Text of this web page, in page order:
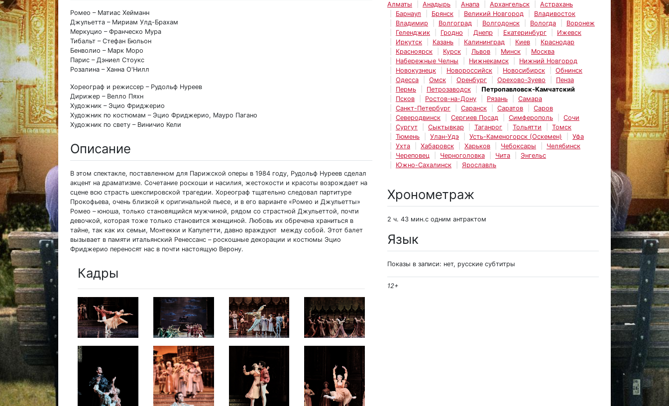
Ромео – Матиас Хейманн
Джульетта – Мириам Улд-Брахам
Меркуцио – Франческо Мура
Тибальт – Стефан Бюльон
Бенволио – Марк Моро
Парис – Дэниел Стоукс
Розалина – Ханна О'Нилл
Хореограф и режиссер – Рудольф Нуреев
Дирижер – Велло Пяхн
Художник – Эцио Фриджерио
Художник по костюмам – Эцио Фриджерио, Мауро Пагано
Художник по свету – Виничио Кели
Описание
В этом спектакле, поставленном для Парижской оперы в 1984 году, Рудольф Нуреев сделал
акцент на драматизме. Сочетание роскоши и насилия, жестокости и красоты возрождает на
сцене всю страсть шекспировской трагедии. Хореограф тщательно следовал партитуре
Прокофьева, очень близкой к оригинальной пьесе, и в его варианте «Ромео и Джульетты»
Ромео – юноша, только становящийся мужчиной, рядом со страстной Джульеттой, почти
девочкой, которая тоже только становится женщиной. Любовь их обречена храниться в
тайне, так как их семьи, Монтекки и Капулетти, давно враждуют между собой. Этот балет
вызывает в памяти итальянский Ренессанс – роскошные декорации и костюмы Эцио
Фриджерио переносят нас в почти настоящую Верону.
Кадры
Алматы Анадырь Анапа Архангельск
Астрахань
Барнаул
Брянск Великий Новгород
Владивосток
Владимир
Волгоград Волгодонск Вологда
Воронеж
Геленджик
Гродно Днепр Екатеринбург
Ижевск
Иркутск
Казань Калининград Киев
Краснодар
Красноярск
Курск Львов Минск
Москва
Набережные Челны
Нижнекамск
Нижний Новгород
Новокузнецк
Новороссийск Новосибирск
Обнинск
Одесса
Омск Оренбург Орехово-Зуево
Пенза
Пермь
Петрозаводск
Петропавловск-Камчатский
Псков
Ростов-на-Дону Рязань
Самара
Санкт-Петербург
Саранск Саратов
Саров
Северодвинск
Сергиев Посад Симферополь
Сочи
Сургут
Сыктывкар Таганрог Тольятти
Томск
Тюмень
Улан-Удэ Усть-Каменогорск (Оскемен)
Уфа
Ухта
Хабаровск Харьков Чебоксары
Челябинск
Череповец
Черноголовка Чита
Энгельс
Южно-Сахалинск
Ярославль
Хронометраж
2 ч. 43 мин.с одним антрактом
Язык
Показы в записи: нет, русские субтитры
12+